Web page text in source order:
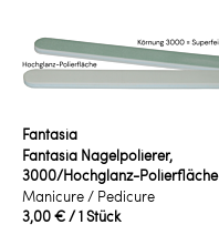
Fantasia
Fantasia Nagelpolierer,
3000/Hochglanz-Polierfläche
Manicure / Pedicure
3,00 €/ 1 Stück